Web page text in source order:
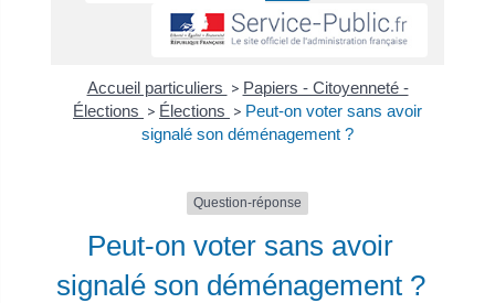
Accueil particuliers > Papiers - Citoyenneté -
Élections > Élections > Peut-on voter sans avoir
signalé son déménagement ?
Question-réponse
Peut-on voter sans avoir
signalé son déménagement ?